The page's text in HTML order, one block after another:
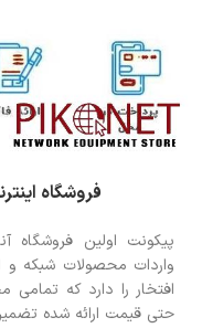
فروشگاه
پیکونت اولین فروشگاه
واردات محصولات شبکه و
افتخار را دارد که
حتی قیمت ارائه شده